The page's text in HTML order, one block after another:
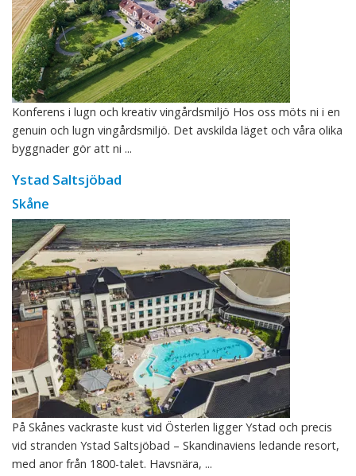
Konferens i lugn och kreativ vingårdsmiljö Hos oss möts ni i en
genuin och lugn vingårdsmiljö. Det avskilda läget och våra olika
byggnader gör att ni ...
Ystad Saltsjöbad
Skåne
På Skånes vackraste kust vid Österlen ligger Ystad och precis
vid stranden Ystad Saltsjöbad – Skandinaviens ledande resort,
med anor från 1800-talet. Havsnära, ...